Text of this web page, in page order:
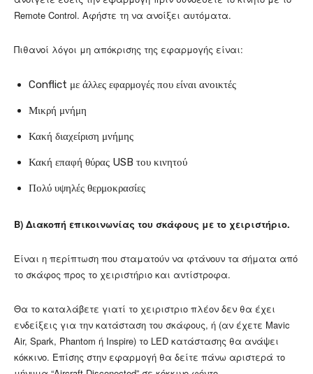
Remote Control. Αφήστε τη να ανοίξει αυτόματα.
Πιθανοί λόγοι μη απόκρισης της εφαρμογής είναι:
Conflict με άλλες εφαρμογές που είναι ανοικτές
Μικρή μνήμη
Κακή διαχείριση μνήμης
Κακή επαφή θύρας USB του κινητού
Πολύ υψηλές θερμοκρασίες
Β) Διακοπή επικοινωνίας του σκάφους με το χειριστήριο.
Είναι η περίπτωση που σταματούν να φτάνουν τα σήματα από
το σκάφος προς το χειριστήριο και αντίστροφα.
Θα το καταλάβετε γιατί το χειριστριο πλέον δεν θα έχει
ενδείξεις για την κατάσταση του σκάφους, ή (αν έχετε Mavic
Air, Spark, Phantom ή Inspire) το LED κατάστασης θα ανάψει
κόκκινο. Επίσης στην εφαρμογή θα δείτε πάνω αριστερά το